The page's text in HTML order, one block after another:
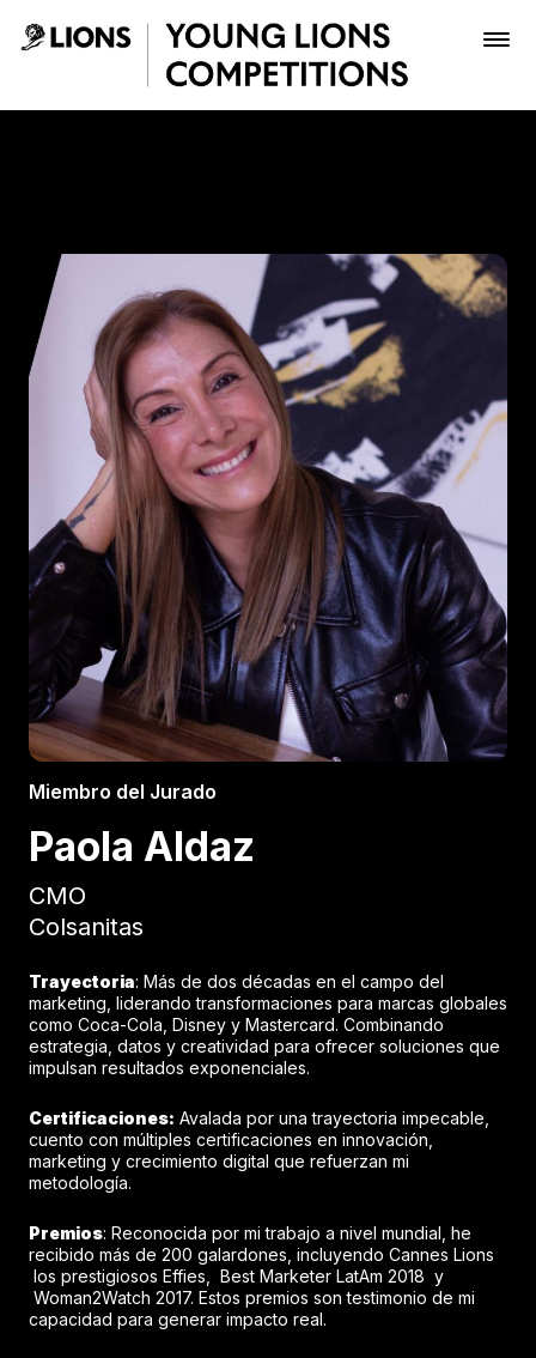
Saltar al contenido principal
Inscribir
Boletería
Miembro del Jurado
Paola Aldaz
CMO
Colsanitas
Trayectoria: Más de dos décadas en el campo del
marketing, liderando transformaciones para marcas globales
como Coca-Cola, Disney y Mastercard. Combinando
estrategia, datos y creatividad para ofrecer soluciones que
impulsan resultados exponenciales.
Certificaciones: Avalada por una trayectoria impecable,
cuento con múltiples certificaciones en innovación,
marketing y crecimiento digital que refuerzan mi
metodología.
Premios: Reconocida por mi trabajo a nivel mundial, he
recibido más de 200 galardones, incluyendo Cannes Lions
los prestigiosos Effies, Best Marketer LatAm 2018 y
Woman2Watch 2017. Estos premios son testimonio de mi
capacidad para generar impacto real.